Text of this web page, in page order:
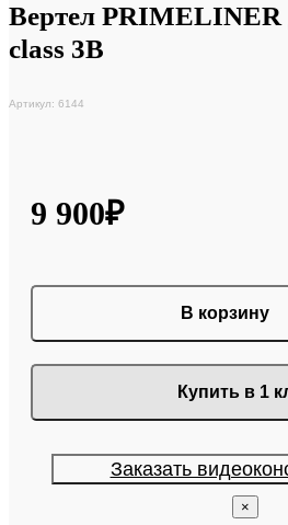
Вертел PRIMELINER
class 3B
Артикул: 6144
9 900₽
В корзину
Купить в 1
Заказать
×